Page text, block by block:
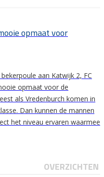
opmaat voor
aan Katwijk 2, FC
opmaat voor de
als Vredenburch komen in
Dan kunnen de mannen
het niveau ervaren waarmee
OVERZICHTEN